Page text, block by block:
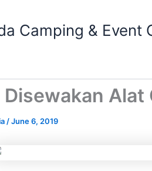
Camping &
Alat
/June 6, 2019